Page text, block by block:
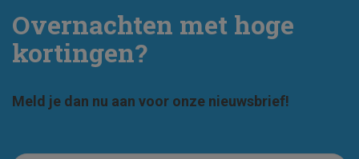
Overnachten met hoge
kortingen?
Meld je dan nu aan voor onze nieuwsbrief!